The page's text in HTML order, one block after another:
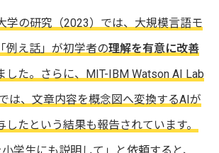
学の研究（2023）では、大規模言語モ
例え話」が初学者の理解を有意に改善
した。さらに、MIT-IBM Watson AI Lab
は、文章内容を概念図へ変換するAIが
したという結果も報告されています。